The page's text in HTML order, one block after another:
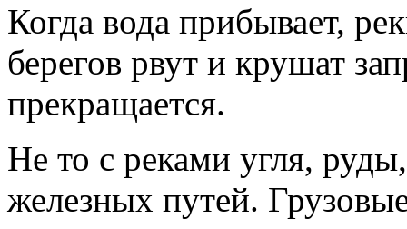
Когда вода прибывает,
берегов рвут и крушат
прекращается.
Не то с реками угля,
железных путей.